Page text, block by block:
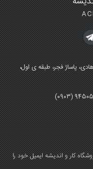
پاساژ فجر، طبقه ی اول،
(0903)
کار و اندیشه ایمیل خود را